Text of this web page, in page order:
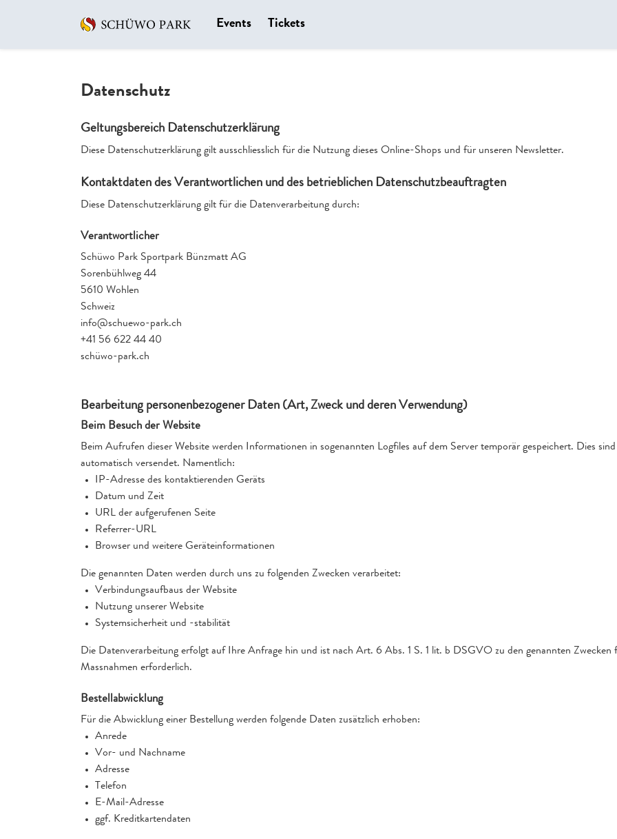
Events Tickets
Datenschutz
Geltungsbereich Datenschutzerklärung
Diese Datenschutzerklärung gilt ausschliesslich für die Nutzung dieses Online-Shops und für unseren Newsletter.
Kontaktdaten des Verantwortlichen und des betrieblichen Datenschutzbeauftragten
Diese Datenschutzerklärung gilt für die Datenverarbeitung durch:
Verantwortlicher
Schüwo Park Sportpark Bünzmatt AG
Sorenbühlweg 44
5610 Wohlen
Schweiz
info@schuewo-park.ch
+41 56 622 44 40
schüwo-park.ch
Bearbeitung personenbezogener Daten (Art, Zweck und deren Verwendung)
Beim Besuch der Website
Beim Aufrufen dieser Website werden Informationen in sogenannten Logfiles auf dem Server temporär gespeichert. Dies
automatisch versendet. Namentlich:
IP-Adresse des kontaktierenden Geräts
Datum und Zeit
URL der aufgerufenen Seite
Referrer-URL
Browser und weitere Geräteinformationen
Die genannten Daten werden durch uns zu folgenden Zwecken verarbeitet:
Verbindungsaufbaus der Website
Nutzung unserer Website
Systemsicherheit und -stabilität
Die Datenverarbeitung erfolgt auf Ihre Anfrage hin und ist nach Art. 6 Abs. 1 S. 1 lit. b DSGVO zu den genannten Zwecken
Massnahmen erforderlich.
Bestellabwicklung
Für die Abwicklung einer Bestellung werden folgende Daten zusätzlich erhoben:
Anrede
Vor- und Nachname
Adresse
Telefon
E-Mail-Adresse
ggf. Kreditkartendaten